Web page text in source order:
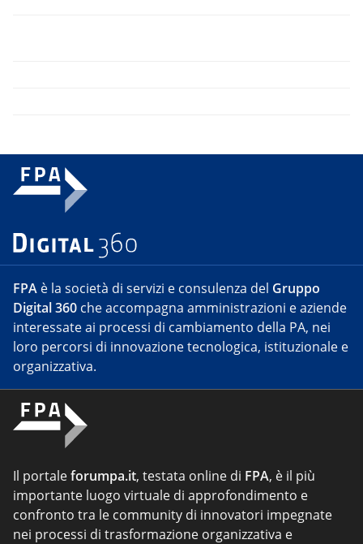
FPA è la società di servizi e consulenza del Gruppo
Digital 360 che accompagna amministrazioni e aziende
interessate ai processi di cambiamento della PA, nei
loro percorsi di innovazione tecnologica, istituzionale e
organizzativa.
Il portaleforumpa.it, testata online di FPA, è il più
importante luogo virtuale di approfondimento e
confronto tra le community di innovatori impegnate
nei processi di trasformazione organizzativa e